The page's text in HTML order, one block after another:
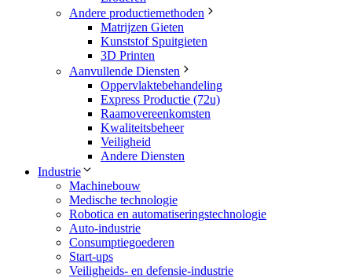
Andere productiemethoden
Matrijzen Gieten
Kunststof Spuitgieten
3D Printen
Aanvullende Diensten
Oppervlaktebehandeling
Express Productie (72u)
Raamovereenkomsten
Kwaliteitsbeheer
Veiligheid
Andere Diensten
Industrie
Machinebouw
Medische technologie
Robotica en automatiseringstechnologie
Auto-industrie
Consumptiegoederen
Start-ups
Veiligheids- en defensie-industrie